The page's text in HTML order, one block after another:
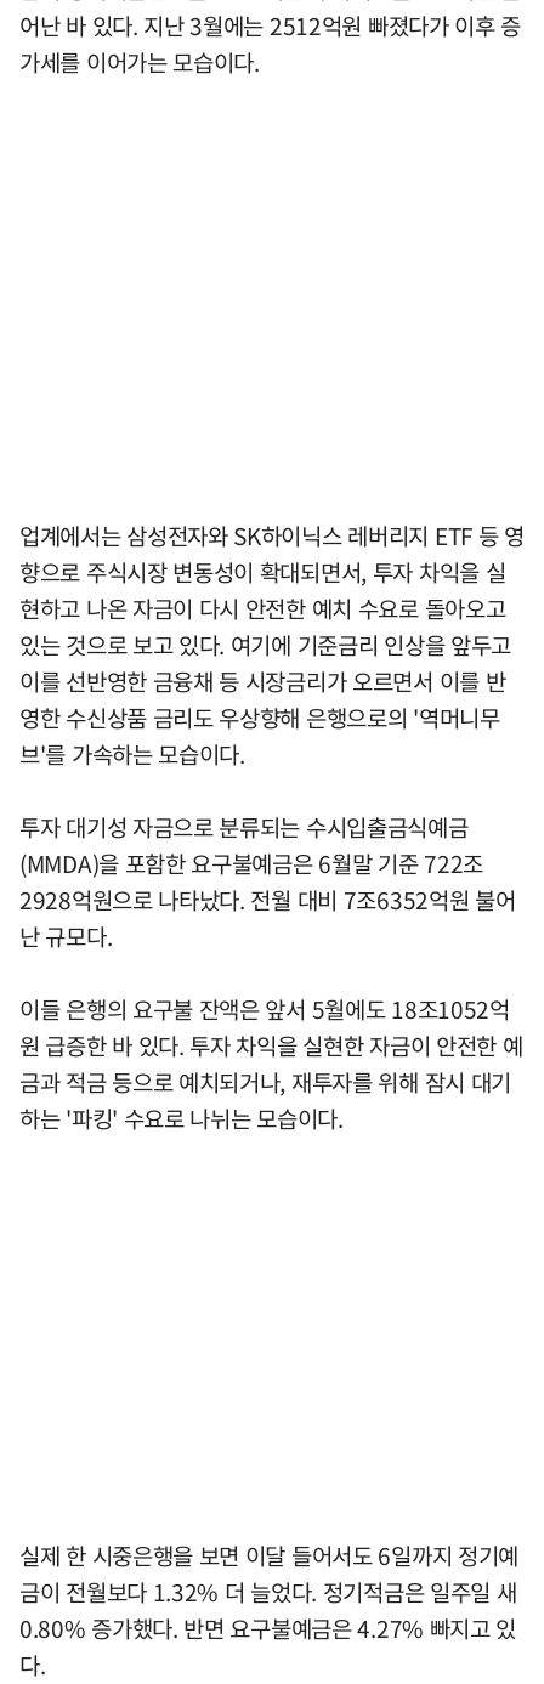
어난 바 있다. 지난 3월에는 2512억원 빠졌다가 이후 증
가세를 이어가는 모습이다.
업계에서는 삼성전자와 SK하이닉스 레버리지 ETF 등 영
향으로 주식시장 변동성이 확대되면서, 투자 차익을 실
현하고 나온 자금이 다시 안전한 예치 수요로 돌아오고
있는 것으로 보고 있다. 여기에 기준금리 인상을 앞두고
이를 선반영한 금융채 등 시장금리가 오르면서 이를 반
영한 수신상품 금리도 우상향해 은행으로의 '역머니무
브'를 가속하는 모습이다.
투자 대기성 자금으로 분류되는 수시입출금식예금
(MMDA)을 포함한 요구불예금은 6월말 기준 722조
2928억원으로 나타났다. 전월 대비 7조6352억원 불어
난 규모다.
이들 은행의 요구불 잔액은 앞서 5월에도 18조1052억
원 급증한 바 있다. 투자 차익을 실현한 자금이 안전한 예
금과 적금 등으로 예치되거나, 재투자를 위해 잠시 대기
하는 '파킹' 수요로 나뉘는 모습이다.
실제 한 시중은행을 보면 이달 들어서도 6일까지 정기예
금이 전월보다 1.32% 더 늘었다. 정기적금은 일주일 새
0.80% 증가했다. 반면 요구불예금은 4.27% 빠지고 있
다.